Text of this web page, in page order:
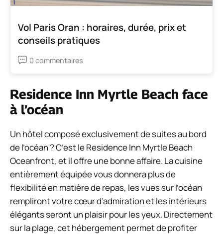
Vol Paris Oran : horaires, durée, prix et
conseils pratiques
0 commentaires
Residence Inn Myrtle Beach face
à l’océan
Un hôtel composé exclusivement de suites au bord
de l’océan ? C’est le Residence Inn Myrtle Beach
Oceanfront, et il offre une bonne affaire. La cuisine
entièrement équipée vous donnera plus de
flexibilité en matière de repas, les vues sur l’océan
rempliront votre cœur d’admiration et les intérieurs
élégants seront un plaisir pour les yeux. Directement
sur la plage, cet hébergement permet de profiter